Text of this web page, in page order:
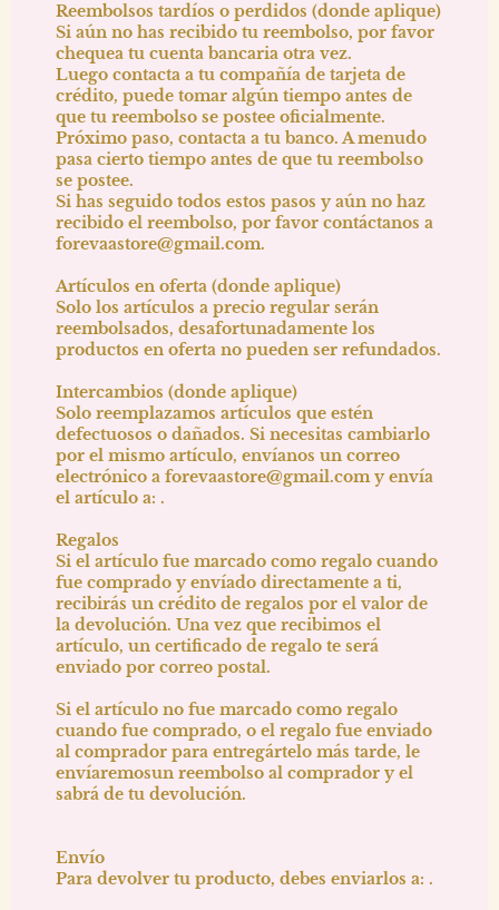
Reembolsos tardíos o perdidos (donde aplique)
Si aún no has recibido tu reembolso, por favor
chequea tu cuenta bancaria otra vez.
Luego contacta a tu compañía de tarjeta de
crédito, puede tomar algún tiempo antes de
que tu reembolso se postee oficialmente.
Próximo paso, contacta a tu banco. A menudo
pasa cierto tiempo antes de que tu reembolso
se postee.
Si has seguido todos estos pasos y aún no haz
recibido el reembolso, por favor contáctanos a
forevaastore@gmail.com.
Artículos en oferta (donde aplique)
Solo los artículos a precio regular serán
reembolsados, desafortunadamente los
productos en oferta no pueden ser refundados.
Intercambios (donde aplique)
Solo reemplazamos artículos que estén
defectuosos o dañados. Si necesitas cambiarlo
por el mismo artículo, envíanos un correo
electrónico a forevaastore@gmail.com y envía
el artículo a: .
Regalos
Si el artículo fue marcado como regalo cuando
fue comprado y envíado directamente a ti,
recibirás un crédito de regalos por el valor de
la devolución. Una vez que recibimos el
artículo, un certificado de regalo te será
enviado por correo postal.
Si el artículo no fue marcado como regalo
cuando fue comprado, o el regalo fue enviado
al comprador para entregártelo más tarde, le
envíaremosun reembolso al comprador y el
sabrá de tu devolución.
Envío
Para devolver tu producto, debes enviarlos a: .